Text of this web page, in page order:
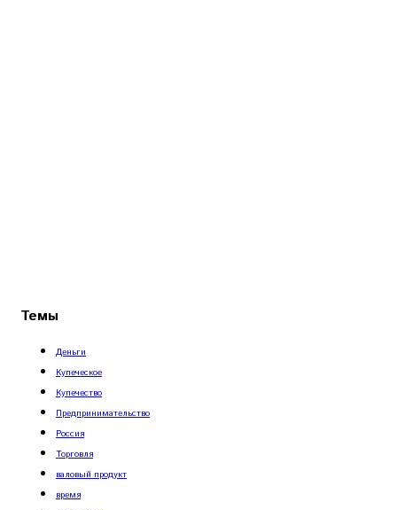
Темы
Деньги
Купеческое
Купечество
Предпринимательство
Россия
Торговля
валовый продукт
время